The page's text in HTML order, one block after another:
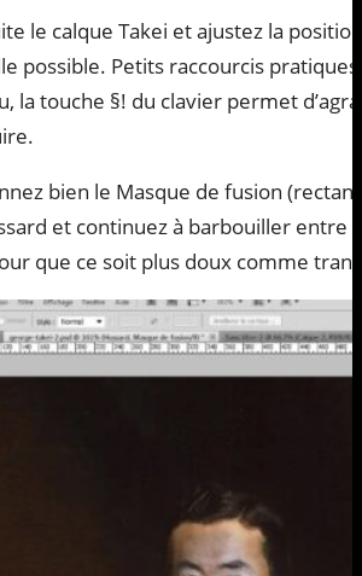
le calque Takei et ajustez la
possible. Petits raccourcis
la touche §! du clavier permet
bien le Masque de fusion
et continuez à barbouiller entre
que ce soit plus doux comme